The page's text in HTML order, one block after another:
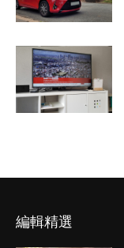
編輯精選